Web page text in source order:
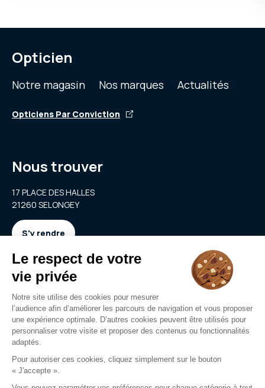
Opticien
Notre magasin Nos marques Actualités
Opticiens Par Conviction
Nous trouver
17 PLACE DES HALLES
21260 SELONGEY
S'y rendre
Nous contacter
selongey@clarya.com
03 80 95 20 29
Nous contacter